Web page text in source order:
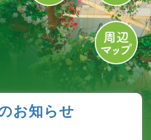
お知らせ